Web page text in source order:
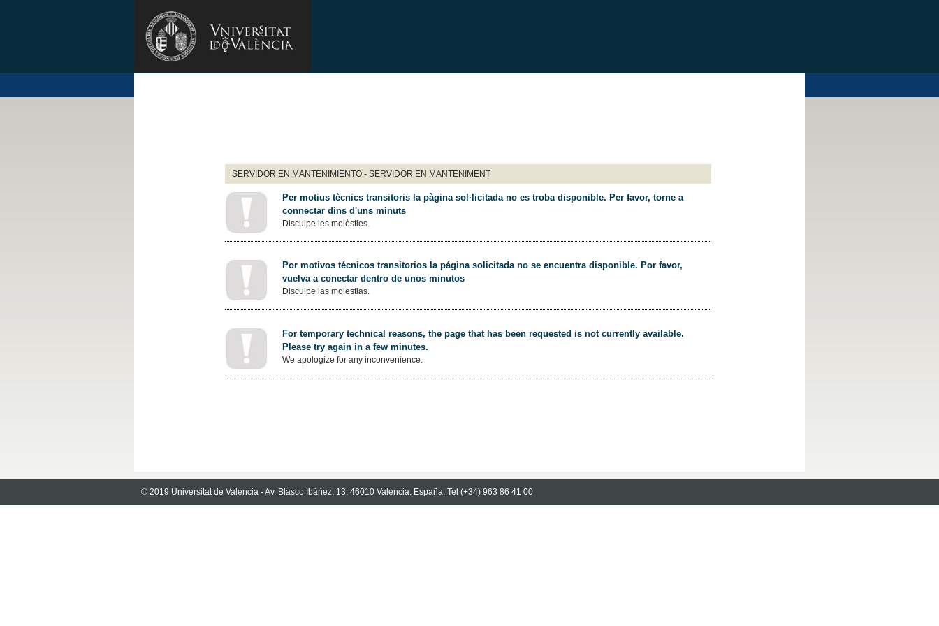
SERVIDOR EN MANTENIMIENTO - SERVIDOR EN MANTENIMENT
Per motius tècnics transitoris la pàgina sol·licitada no es troba disponible. Per favor, torne a
connectar dins d'uns minuts
Disculpe les molèsties.
Por motivos técnicos transitorios la página solicitada no se encuentra disponible. Por favor,
vuelva a conectar dentro de unos minutos
Disculpe las molestias.
For temporary technical reasons, the page that has been requested is not currently available.
Please try again in a few minutes.
We apologize for any inconvenience.
© 2019 Universitat de València - Av. Blasco Ibáñez, 13. 46010 Valencia. España. Tel (+34) 963 86 41 00